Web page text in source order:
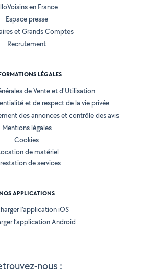
nous :
en France
Espace presse
et Grands Comptes
Recrutement
LÉGALES
de Vente et d'Utilisation
et de respect de la vie privée
des annonces et contrôle des avis
Mentions légales
Cookies
de matériel
de services
NOS APPLICATIONS
l’application iOS
l’application Android